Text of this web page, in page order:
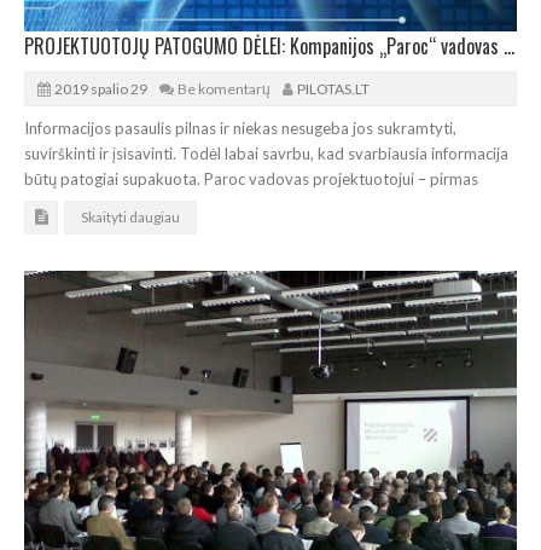
PROJEKTUOTOJŲ PATOGUMO DĖLEI: Kompanijos „Paroc“ vadovas kasdieniam darbui
2019 spalio 29 Be komentarų PILOTAS.LT
Informacijos pasaulis pilnas ir niekas nesugeba jos sukramtyti,
suvirškinti ir įsisavinti. Todėl labai savrbu, kad svarbiausia informacija
būtų patogiai supakuota. Paroc vadovas projektuotojui – pirmas
Skaityti daugiau